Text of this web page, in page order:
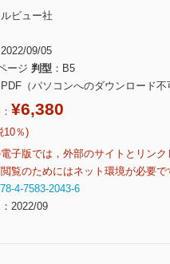
ビュー社
2022/09/05
ージ 判型
B5
PDF（パソコンへのダウンロード不
¥6,380
10％)
子版では，外部のサイトとリンク
覧のためにはネット環境が必要で
4-7583-2043-6
2022/09